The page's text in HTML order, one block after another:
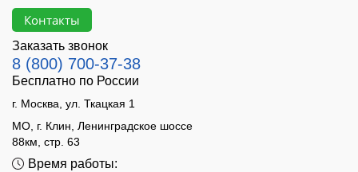
Контакты
Заказать звонок
8 (800) 700-37-38
Бесплатно по России
г. Москва, ул. Ткацкая 1
МО, г. Клин, Ленинградское шоссе
88км, стр. 63
Время работы: